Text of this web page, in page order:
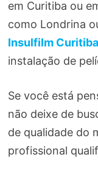
em Curitiba ou
como Londrina
Insulfilm Curitiba
instalação de
Se você está
não deixe de
de qualidade do
profissional